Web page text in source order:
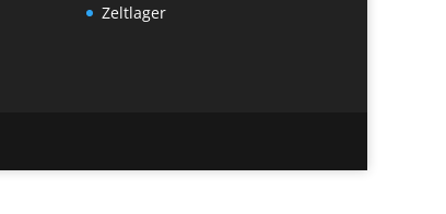
Zeltlager